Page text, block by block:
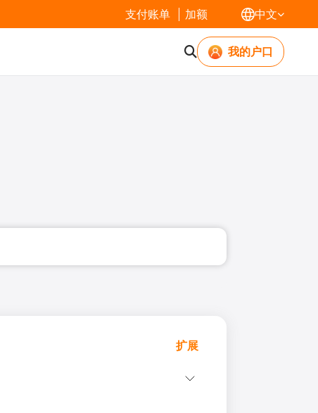
支付账单 加额 中文
我的户口
扩展